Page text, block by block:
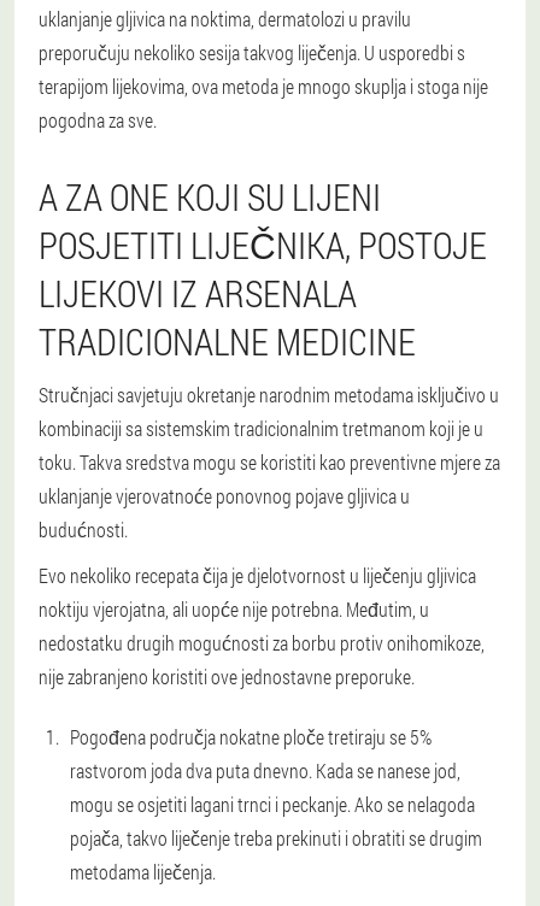
uklanjanje gljivica na noktima, dermatolozi u pravilu
preporučuju nekoliko sesija takvog liječenja. U usporedbi s
terapijom lijekovima, ova metoda je mnogo skuplja i stoga nije
pogodna za sve.
A ZA ONE KOJI SU LIJENI
POSJETITI LIJEČNIKA, POSTOJE
LIJEKOVI IZ ARSENALA
TRADICIONALNE MEDICINE
Stručnjaci savjetuju okretanje narodnim metodama isključivo u
kombinaciji sa sistemskim tradicionalnim tretmanom koji je u
toku. Takva sredstva mogu se koristiti kao preventivne mjere za
uklanjanje vjerovatnoće ponovnog pojave gljivica u
budućnosti.
Evo nekoliko recepata čija je djelotvornost u liječenju gljivica
noktiju vjerojatna, ali uopće nije potrebna. Međutim, u
nedostatku drugih mogućnosti za borbu protiv onihomikoze,
nije zabranjeno koristiti ove jednostavne preporuke.
Pogođena područja nokatne ploče tretiraju se 5%
rastvorom joda dva puta dnevno. Kada se nanese jod,
mogu se osjetiti lagani trnci i peckanje. Ako se nelagoda
pojača, takvo liječenje treba prekinuti i obratiti se drugim
metodama liječenja.